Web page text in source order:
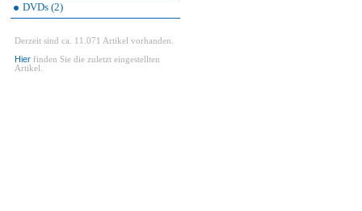
DVDs (2)
Derzeit sind ca. 11.071 Artikel vorhanden.
Hier finden Sie die zuletzt eingestellten
Artikel.